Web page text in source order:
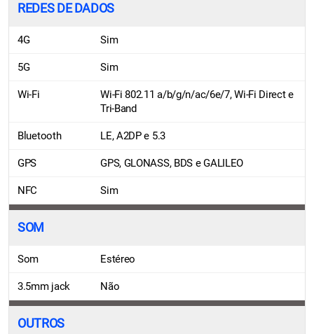
REDES DE DADOS
4G Sim
5G Sim
Wi-Fi
Wi-Fi 802.11 a/b/g/n/ac/6e/7, Wi-Fi Direct e
Tri-Band
Bluetooth LE, A2DP e 5.3
GPS GPS, GLONASS, BDS e GALILEO
NFC Sim
SOM
Som Estéreo
3.5mm jack Não
OUTROS